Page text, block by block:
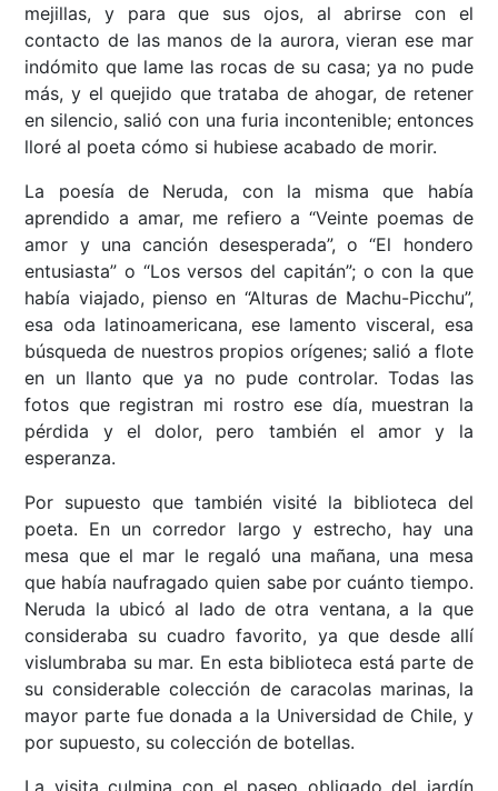
mejillas, y para que sus ojos, al abrirse con el
contacto de las manos de la aurora, vieran ese mar
indómito que lame las rocas de su casa; ya no pude
más, y el quejido que trataba de ahogar, de retener
en silencio, salió con una furia incontenible; entonces
lloré al poeta cómo si hubiese acabado de morir.
La poesía de Neruda, con la misma que había
aprendido a amar, me refiero a “Veinte poemas de
amor y una canción desesperada”, o “El hondero
entusiasta” o “Los versos del capitán”; o con la que
había viajado, pienso en “Alturas de Machu-Picchu”,
esa oda latinoamericana, ese lamento visceral, esa
búsqueda de nuestros propios orígenes; salió a flote
en un llanto que ya no pude controlar. Todas las
fotos que registran mi rostro ese día, muestran la
pérdida y el dolor, pero también el amor y la
esperanza.
Por supuesto que también visité la biblioteca del
poeta. En un corredor largo y estrecho, hay una
mesa que el mar le regaló una mañana, una mesa
que había naufragado quien sabe por cuánto tiempo.
Neruda la ubicó al lado de otra ventana, a la que
consideraba su cuadro favorito, ya que desde allí
vislumbraba su mar. En esta biblioteca está parte de
su considerable colección de caracolas marinas, la
mayor parte fue donada a la Universidad de Chile, y
por supuesto, su colección de botellas.